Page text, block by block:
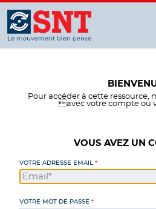
Pour accéder à cette ressource,
avec votre compte ou
VOUS AVEZ UN
VOTRE ADRESSE EMAIL
VOTRE MOT DE PASSE
Panneau de gestion des cookies